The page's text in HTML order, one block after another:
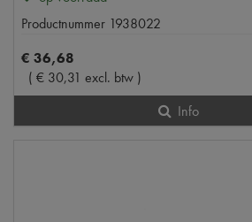
Productnummer 1938022
€ 36,68
( € 30,31 excl. btw )
Info